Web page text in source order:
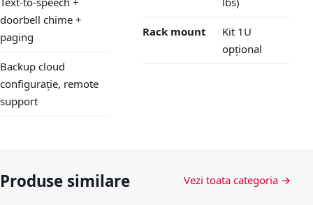
doorbell chime +
paging
Backup cloud
configurație, remote
support
Rack mount
Kit 1U
opțional
Produse similare Vezi toata categoria →